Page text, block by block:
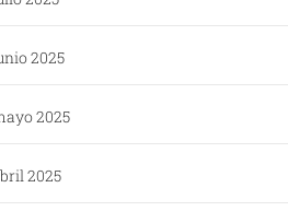
2025
2025
2025